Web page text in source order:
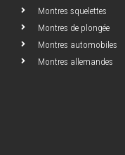
Montres squelettes
Montres de plongée
Montres automobiles
Montres allemandes